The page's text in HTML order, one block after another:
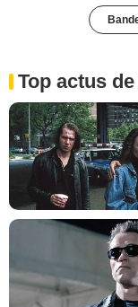
Top actus